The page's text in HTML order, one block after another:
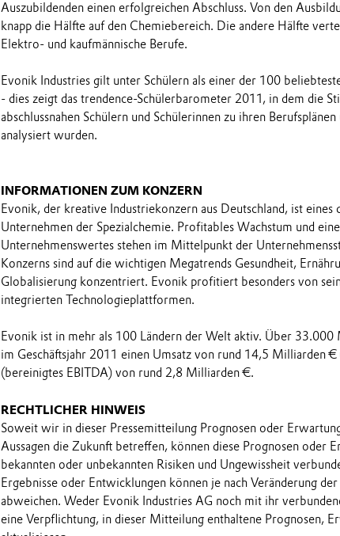
Auszubildenden einen erfolgreichen Abschluss. Von den
knapp die Hälfte auf den Chemiebereich. Die andere Hälfte
Elektro- und kaufmännische Berufe.
Evonik Industries gilt unter Schülern als einer der 100
- dies zeigt das trendence-Schülerbarometer 2011, in dem die
abschlussnahen Schülern und Schülerinnen zu ihren
analysiert wurden.
INFORMATIONEN ZUM KONZERN
Evonik, der kreative Industriekonzern aus Deutschland, ist
Unternehmen der Spezialchemie. Profitables Wachstum und
Unternehmenswertes stehen im Mittelpunkt der
Konzerns sind auf die wichtigen Megatrends Gesundheit,
Globalisierung konzentriert. Evonik profitiert besonders von
integrierten Technologieplattformen.
Evonik ist in mehr als 100 Ländern der Welt aktiv. Über
im Geschäftsjahr 2011 einen Umsatz von rund 14,5 Milliarden €
(bereinigtes EBITDA) von rund 2,8 Milliarden €.
RECHTLICHER HINWEIS
Soweit wir in dieser Pressemitteilung Prognosen oder
Aussagen die Zukunft betreffen, können diese Prognosen oder
bekannten oder unbekannten Risiken und Ungewissheit
Ergebnisse oder Entwicklungen können je nach Veränderung
abweichen. Weder Evonik Industries AG noch mit ihr
eine Verpflichtung, in dieser Mitteilung enthaltene Prognosen,